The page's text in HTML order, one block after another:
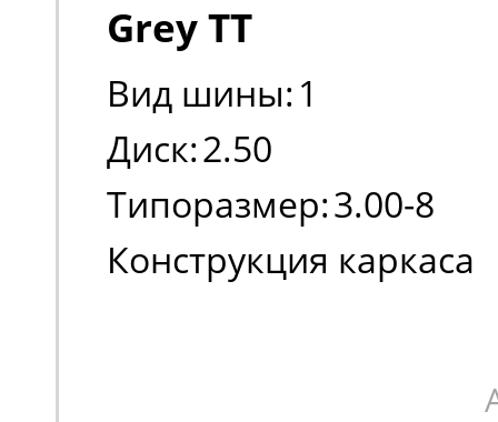
Grey TT
Вид шины: 1
Диск:2.50
Типоразмер:3.00-8
Конструкция каркаса